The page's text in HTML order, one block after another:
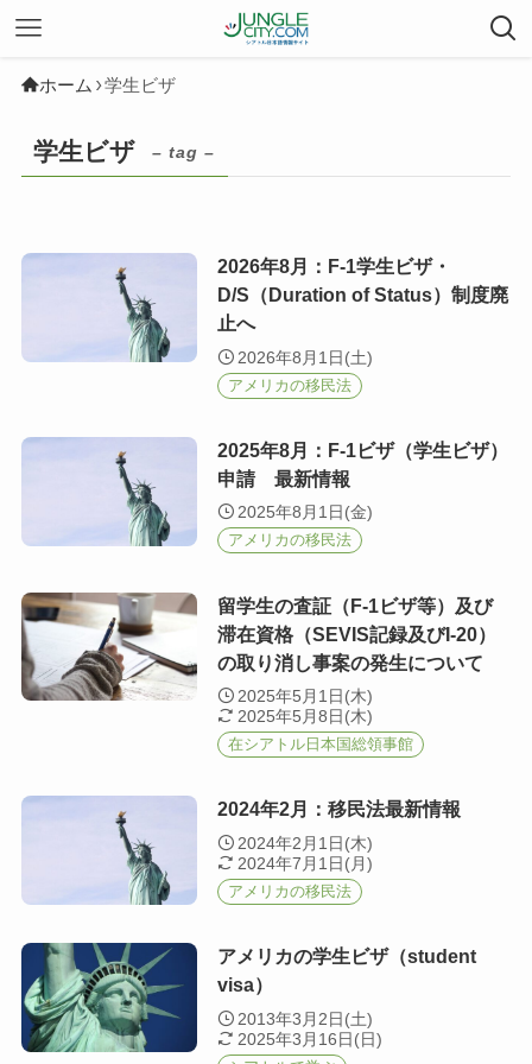
ホーム 学生ビザ
学生ビザ – tag –
2026年8月：F-1学生ビザ・
D/S（Duration of Status）制度廃
止へ
2026年8月1日(土)
アメリカの移民法
2025年8月：F-1ビザ（学生ビザ）
申請 最新情報
2025年8月1日(金)
アメリカの移民法
留学生の査証（F-1ビザ等）及び
滞在資格（SEVIS記録及びI-20）
の取り消し事案の発生について
2025年5月1日(木)
2025年5月8日(木)
在シアトル日本国総領事館
2024年2月：移民法最新情報
2024年2月1日(木)
2024年7月1日(月)
アメリカの移民法
アメリカの学生ビザ（student
visa）
2013年3月2日(土)
2025年3月16日(日)